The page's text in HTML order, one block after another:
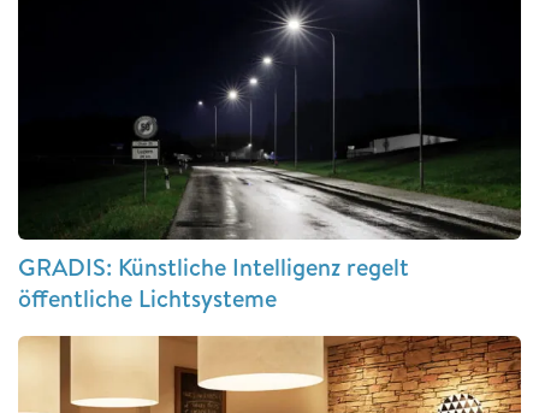
GRADIS: Künstliche Intelligenz regelt
öffentliche Lichtsysteme